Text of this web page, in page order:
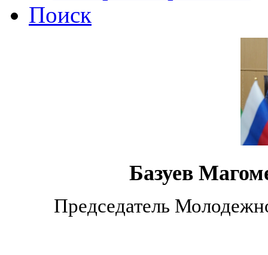
Поиск
Базуев
Председатель